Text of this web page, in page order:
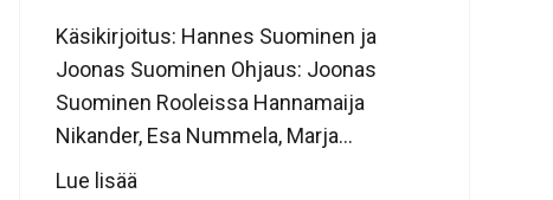
Käsikirjoitus: Hannes Suominen ja
Joonas Suominen Ohjaus: Joonas
Suominen Rooleissa Hannamaija
Nikander, Esa Nummela, Marja...
Lue lisää